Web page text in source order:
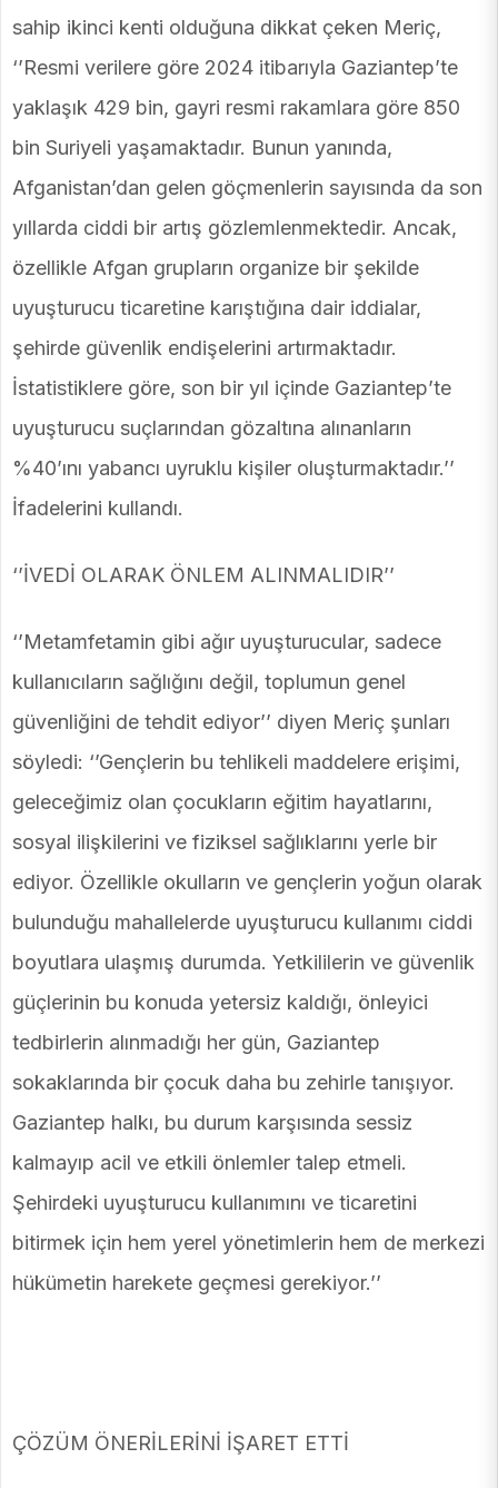
sahip ikinci kenti olduğuna dikkat çeken Meriç,
‘’Resmi verilere göre 2024 itibarıyla Gaziantep’te
yaklaşık 429 bin, gayri resmi rakamlara göre 850
bin Suriyeli yaşamaktadır. Bunun yanında,
Afganistan’dan gelen göçmenlerin sayısında da son
yıllarda ciddi bir artış gözlemlenmektedir. Ancak,
özellikle Afgan grupların organize bir şekilde
uyuşturucu ticaretine karıştığına dair iddialar,
şehirde güvenlik endişelerini artırmaktadır.
İstatistiklere göre, son bir yıl içinde Gaziantep’te
uyuşturucu suçlarından gözaltına alınanların
%40’ını yabancı uyruklu kişiler oluşturmaktadır.’’
İfadelerini kullandı.
‘’İVEDİ OLARAK ÖNLEM ALINMALIDIR’’
‘’Metamfetamin gibi ağır uyuşturucular, sadece
kullanıcıların sağlığını değil, toplumun genel
güvenliğini de tehdit ediyor’’ diyen Meriç şunları
söyledi: ‘’Gençlerin bu tehlikeli maddelere erişimi,
geleceğimiz olan çocukların eğitim hayatlarını,
sosyal ilişkilerini ve fiziksel sağlıklarını yerle bir
ediyor. Özellikle okulların ve gençlerin yoğun olarak
bulunduğu mahallelerde uyuşturucu kullanımı ciddi
boyutlara ulaşmış durumda. Yetkililerin ve güvenlik
güçlerinin bu konuda yetersiz kaldığı, önleyici
tedbirlerin alınmadığı her gün, Gaziantep
sokaklarında bir çocuk daha bu zehirle tanışıyor.
Gaziantep halkı, bu durum karşısında sessiz
kalmayıp acil ve etkili önlemler talep etmeli.
Şehirdeki uyuşturucu kullanımını ve ticaretini
bitirmek için hem yerel yönetimlerin hem de merkezi
hükümetin harekete geçmesi gerekiyor.’’
ÇÖZÜM ÖNERİLERİNİ İŞARET ETTİ